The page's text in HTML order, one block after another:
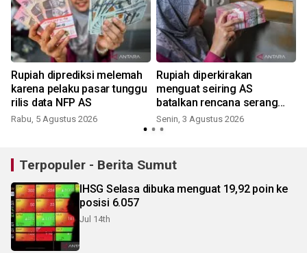
Rupiah diprediksi melemah
karena pelaku pasar tunggu
rilis data NFP AS
Rabu, 5 Agustus 2026
Rupiah diperkirakan
menguat seiring AS
batalkan rencana serang
Iran
Senin, 3 Agustus 2026
Terpopuler - Berita Sumut
IHSG Selasa dibuka menguat 19,92 poin ke
posisi 6.057
Jul 14th